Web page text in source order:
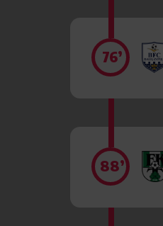
76’
88’